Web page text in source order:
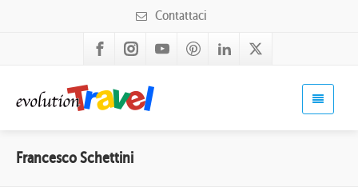
Contattaci
Francesco Schettini